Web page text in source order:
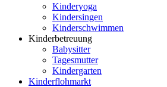
Kinderyoga
Kindersingen
Kinderschwimmen
Kinderbetreuung
Babysitter
Tagesmutter
Kindergarten
Kinderflohmarkt